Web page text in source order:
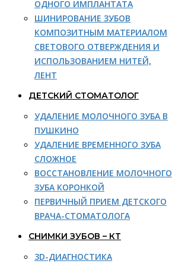
ОДНОГО ИМПЛАНТАТА
ШИНИРОВАНИЕ ЗУБОВ
КОМПОЗИТНЫМ МАТЕРИАЛОМ
СВЕТОВОГО ОТВЕРЖДЕНИЯ И
ИСПОЛЬЗОВАНИЕМ НИТЕЙ,
ЛЕНТ
ДЕТСКИЙ СТОМАТОЛОГ
УДАЛЕНИЕ МОЛОЧНОГО ЗУБА В
ПУШКИНО
УДАЛЕНИЕ ВРЕМЕННОГО ЗУБА
СЛОЖНОЕ
ВОССТАНОВЛЕНИЕ МОЛОЧНОГО
ЗУБА КОРОНКОЙ
ПЕРВИЧНЫЙ ПРИЕМ ДЕТСКОГО
ВРАЧА-СТОМАТОЛОГА
СНИМКИ ЗУБОВ – КТ
3D-ДИАГНОСТИКА